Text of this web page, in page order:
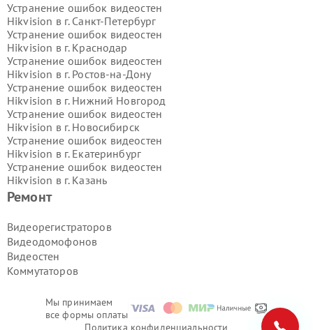
Мы принимаем
все формы оплаты
Ремонт
Видеорегистраторов
Видеодомофонов
Видеостен
Коммутаторов
Устранение ошибок видеостен
Hikvision в г. Санкт-Петербург
Устранение ошибок видеостен
Hikvision в г. Краснодар
Устранение ошибок видеостен
Hikvision в г. Ростов-на-Дону
Устранение ошибок видеостен
Hikvision в г. Нижний Новгород
Устранение ошибок видеостен
Hikvision в г. Новосибирск
Устранение ошибок видеостен
Hikvision в г. Екатеринбург
Устранение ошибок видеостен
Hikvision в г. Казань
Устранение ошибок видеостен
Устранение ошибок видеостен
Hikvision в г.Волгоград
Устранение ошибок видеостен
Hikvision в г.
Устранение ошибок видеостен
Устранение ошибок видеостен
Hikvision в г.Красноярск
Устранение ошибок видеостен
Политика конфиденциальности